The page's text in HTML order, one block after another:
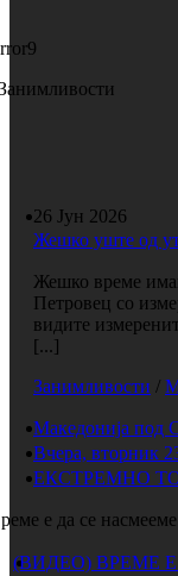
26 Јун 2026
Жешко уште од
Жешко време
Петровец со
видите
[...]
Занимливости /
Македонија под
Вчера, вторник
ЕКСТРЕМНО
е да се насмееме
(ВИДЕО) ВРЕМЕ